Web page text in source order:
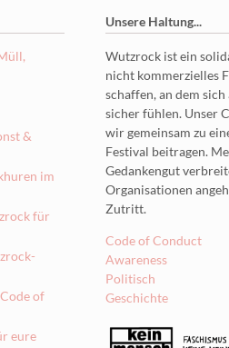
&
im
für
of
eure
Unsere Haltung...
Wutzrock ist ein
nicht kommerzielles
schaffen, an dem
sicher fühlen. Unser
wir gemeinsam zu
Festival beitragen.
Gedankengut
Organisationen
Zutritt.
Code of Conduct
Awareness
Politisch
Geschichte